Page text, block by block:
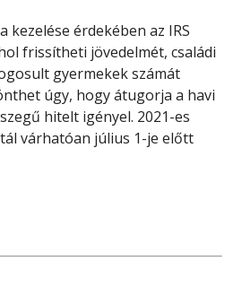
kezelése érdekében az IRS
frissítheti jövedelmét, családi
gyermekek számát
úgy, hogy átugorja a havi
hitelt igényel. 2021-es
várhatóan július 1-je előtt